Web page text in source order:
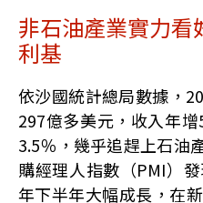
非石油產業實力
利基
依沙國統計總局數據，
297億多美元，收入年
3.5％，幾乎追趕上石油
購經理人指數（PMI）
年下半年大幅成長，在